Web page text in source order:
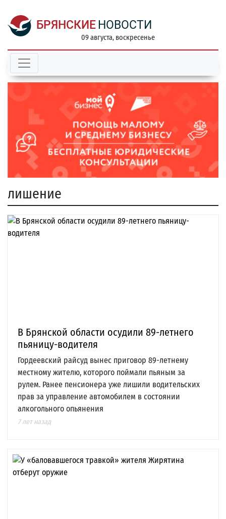
БРЯНСКИЕ НОВОСТИ
09 августа, воскресенье
лишение
В Брянской области осудили 89-летнего
пьяницу-водителя
Гордеевский райсуд вынес приговор 89-летнему
местному жителю, которого поймали пьяным за
рулем. Ранее пенсионера уже лишили водительских
прав за управление автомобилем в состоянии
алкогольного опьянения
7 лет назад